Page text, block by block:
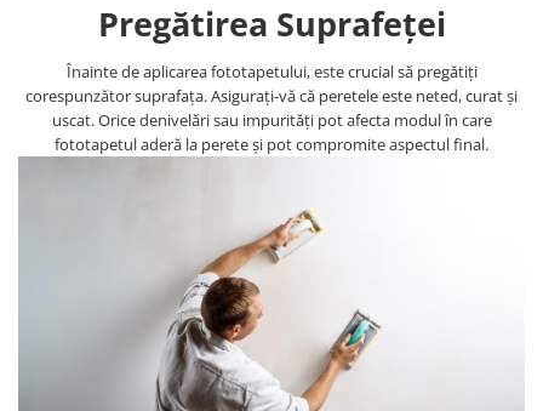
Pregătirea Suprafeței
Înainte de aplicarea fototapetului, este crucial să pregătiți
corespunzător suprafața. Asigurați-vă că peretele este neted, curat și
uscat. Orice denivelări sau impurități pot afecta modul în care
fototapetul aderă la perete și pot compromite aspectul final.